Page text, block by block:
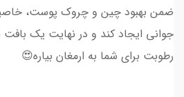
ضمن بهبود چین و چروک پوست،
جوانی ایجاد کند و در نهایت یک
رطوبت برای شما به ارمغان بیاره😍